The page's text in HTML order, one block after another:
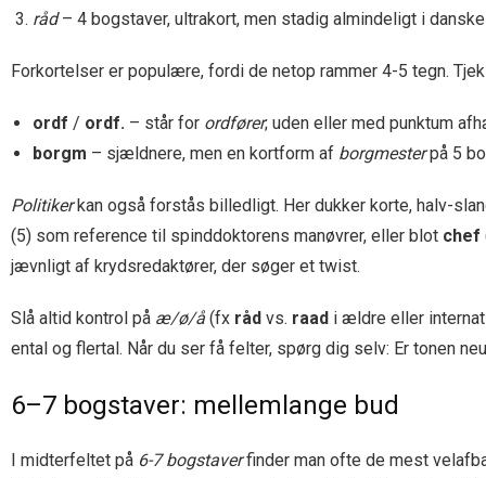
råd– 4 bogstaver, ultrakort, men stadig almindeligt i
Forkortelser er populære, fordi de netop rammer 4-5 tegn.
ordf / ordf. – står for ordfører; uden eller med punktum
borgm – sjældnere, men en kortform af borgmesterpå 5
Politikerkan også forstås billedligt. Her dukker korte, halv-
(5) som reference til spinddoktorens manøvrer, eller blot chef
jævnligt af krydsredaktører, der søger et twist.
Slå altid kontrol på æ/ø/å (fx råd vs. raad i ældre eller
ental og flertal. Når du ser få felter, spørg dig selv: Er tonen
6–7 bogstaver: mellemlange bud
I midterfeltet på 6-7 bogstaverfinder man ofte de mest